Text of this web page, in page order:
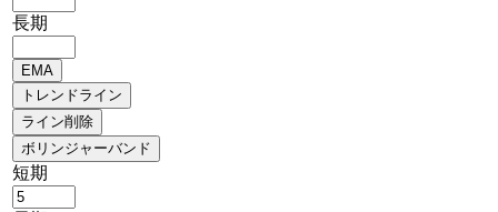
長期
短期